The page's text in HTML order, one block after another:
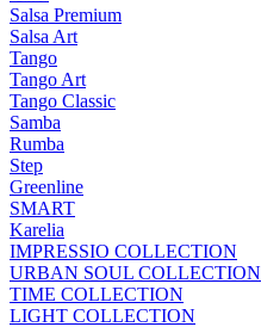
Salsa Premium
Salsa Art
Tango
Tango Art
Tango Classic
Samba
Rumba
Step
Greenline
SMART
Karelia
IMPRESSIO COLLECTION
URBAN SOUL COLLECTION
TIME COLLECTION
LIGHT COLLECTION